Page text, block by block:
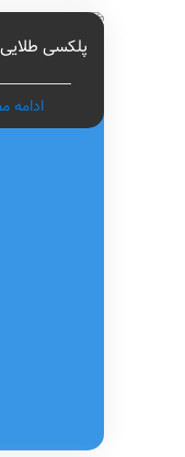
پلکسی
ادامه